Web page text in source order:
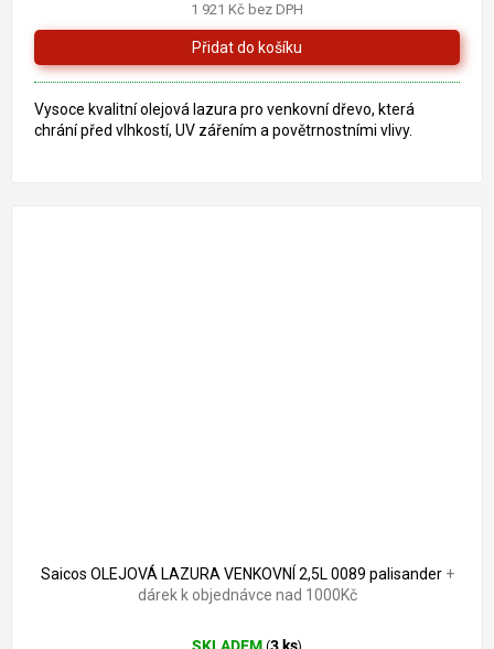
1 921 Kč bez DPH
Vysoce kvalitní olejová lazura pro venkovní dřevo, která
chrání před vlhkostí, UV zářením a povětrnostními vlivy.
Saicos OLEJOVÁ LAZURA VENKOVNÍ 2,5L 0089 palisander +
dárek k objednávce nad 1000Kč